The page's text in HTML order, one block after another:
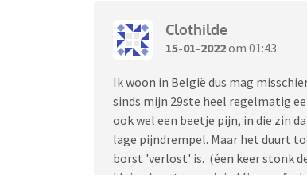
Clothilde
15-01-2022om 01:43
Ik woon in België dus mag
sinds mijn 29ste heel regelmatig
ook wel een beetje pijn, in die zin
lage pijndrempel. Maar het duurt
borst 'verlost' is. (éen keer stonk